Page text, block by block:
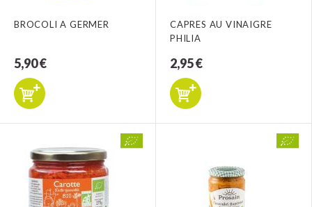
BROCOLI A GERMER
5,90 €
CAPRES AU VINAIGRE
PHILIA
2,95 €